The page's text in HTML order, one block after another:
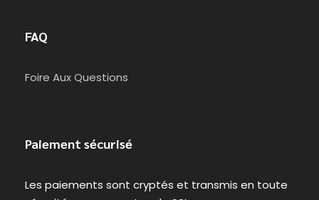
FAQ
Foire Aux Questions
Paiement sécurisé
Les paiements sont cryptés et transmis en toute